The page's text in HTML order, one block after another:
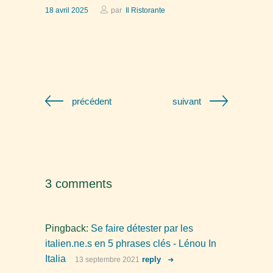
18 avril 2025 par Il Ristorante
précédent suivant
3 comments
Pingback: Se faire détester par les
italien.ne.s en 5 phrases clés - Lénou In
Italia
13 septembre 2021 reply